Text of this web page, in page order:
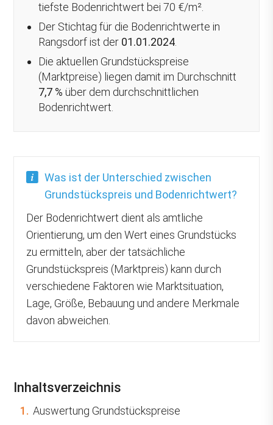
tiefste Bodenrichtwert bei 70 €/m².
Der Stichtag für die Bodenrichtwerte in
Rangsdorf ist der 01.01.2024
Die aktuellen Grundstückspreise
(Marktpreise) liegen damit im Durchschnitt
7,7 % über dem durchschnittlichen
Bodenrichtwert.
Was ist der Unterschied zwischen
Grundstückspreis und Bodenrichtwert?
Der Bodenrichtwert dient als amtliche
Orientierung, um den Wert eines Grundstücks
zu ermitteln, aber der tatsächliche
Grundstückspreis (Marktpreis) kann durch
verschiedene Faktoren wie Marktsituation,
Lage, Größe, Bebauung und andere Merkmale
davon abweichen.
Inhaltsverzeichnis
1. Auswertung Grundstückspreise